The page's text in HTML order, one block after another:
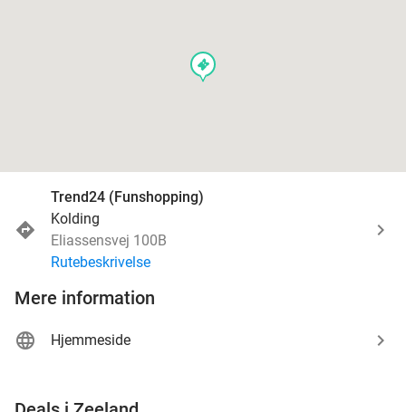
events
Trend24 (Funshopping)
Kolding
Eliassensvej 100B
Rutebeskrivelse
Mere information
Hjemmeside